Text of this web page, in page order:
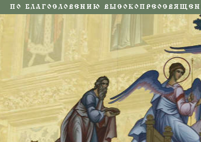
ПО БЛАГОСЛОВЕНИЮ